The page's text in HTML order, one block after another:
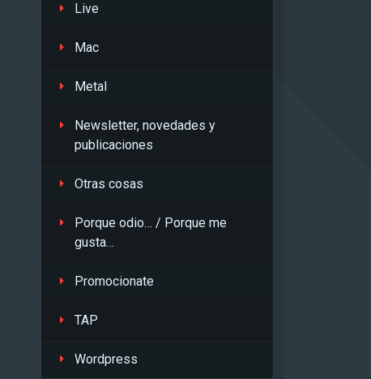
Live
Mac
Metal
Newsletter, novedades y
publicaciones
Otras cosas
Porque odio… / Porque me
gusta…
Promocionate
TAP
Wordpress